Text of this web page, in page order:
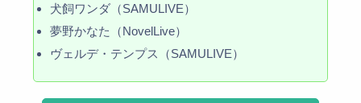
犬飼ワンダ（SAMULIVE）
夢野かなた（NovelLive）
ヴェルデ・テンプス（SAMULIVE）